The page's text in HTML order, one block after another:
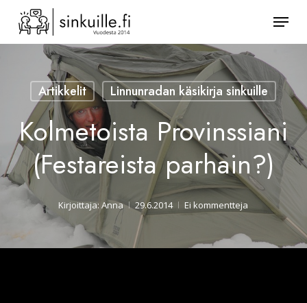
Skip
main
Artikkelit Linnunradan käsikirja sinkuille
Kolmetoista Provinssiani
(Festareista parhain?)
Kirjoittaja: Anna 29.6.2014 Ei kommentteja
Sulje